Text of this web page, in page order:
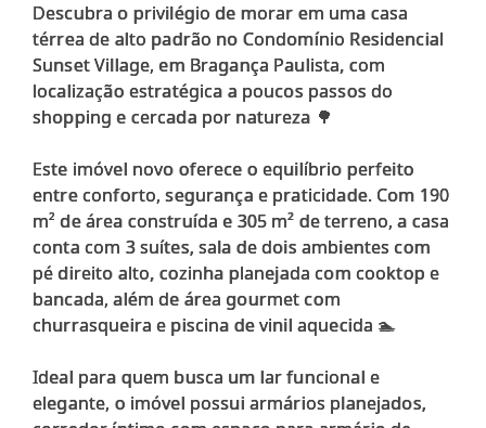
Descubra o privilégio de morar em uma casa
térrea de alto padrão no Condomínio Residencial
Sunset Village, em Bragança Paulista, com
localização estratégica a poucos passos do
shopping e cercada por natureza 🌳
Este imóvel novo oferece o equilíbrio perfeito
entre conforto, segurança e praticidade. Com 190
m² de área construída e 305 m² de terreno, a casa
conta com 3 suítes, sala de dois ambientes com
pé direito alto, cozinha planejada com cooktop e
bancada, além de área gourmet com
churrasqueira e piscina de vinil aquecida 🏊
Ideal para quem busca um lar funcional e
elegante, o imóvel possui armários planejados,